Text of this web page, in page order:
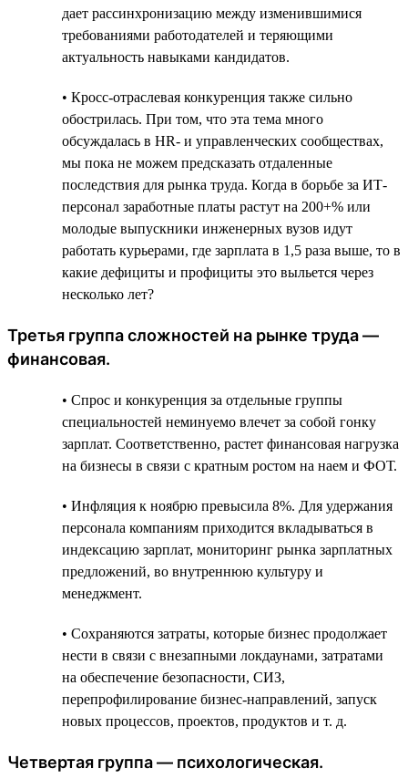
дает рассинхронизацию между изменившимися
требованиями работодателей и теряющими
актуальность навыками кандидатов.
• Кросс-отраслевая конкуренция также сильно
обострилась. При том, что эта тема много
обсуждалась в HR- и управленческих сообществах,
мы пока не можем предсказать отдаленные
последствия для рынка труда. Когда в борьбе за ИТ-
персонал заработные платы растут на 200+% или
молодые выпускники инженерных вузов идут
работать курьерами, где зарплата в 1,5 раза выше, то в
какие дефициты и профициты это выльется через
несколько лет?
Третья группа сложностей на рынке труда —
финансовая.
• Спрос и конкуренция за отдельные группы
специальностей неминуемо влечет за собой гонку
зарплат. Соответственно, растет финансовая нагрузка
на бизнесы в связи с кратным ростом на наем и ФОТ.
• Инфляция к ноябрю превысила 8%. Для удержания
персонала компаниям приходится вкладываться в
индексацию зарплат, мониторинг рынка зарплатных
предложений, во внутреннюю культуру и
менеджмент.
• Сохраняются затраты, которые бизнес продолжает
нести в связи c внезапными локдаунами, затратами
на обеспечение безопасности, СИЗ,
перепрофилирование бизнес-направлений, запуск
новых процессов, проектов, продуктов и т. д.
Четвертая группа — психологическая.